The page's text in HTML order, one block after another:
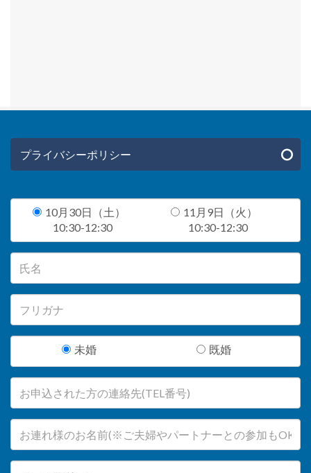
プライバシーポリシー
10月30日（土）
10:30-12:30
11月9日（火）
10:30-12:30
未婚 既婚